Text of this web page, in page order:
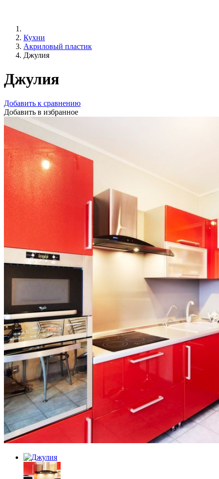
Кухни
Акриловый пластик
Джулия
Джулия
Добавить к сравнению
Добавить в избранное